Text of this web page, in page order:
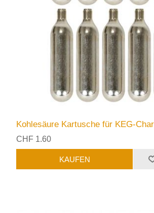
Kohlesäure Kartusche für KEG-
CHF 1.60